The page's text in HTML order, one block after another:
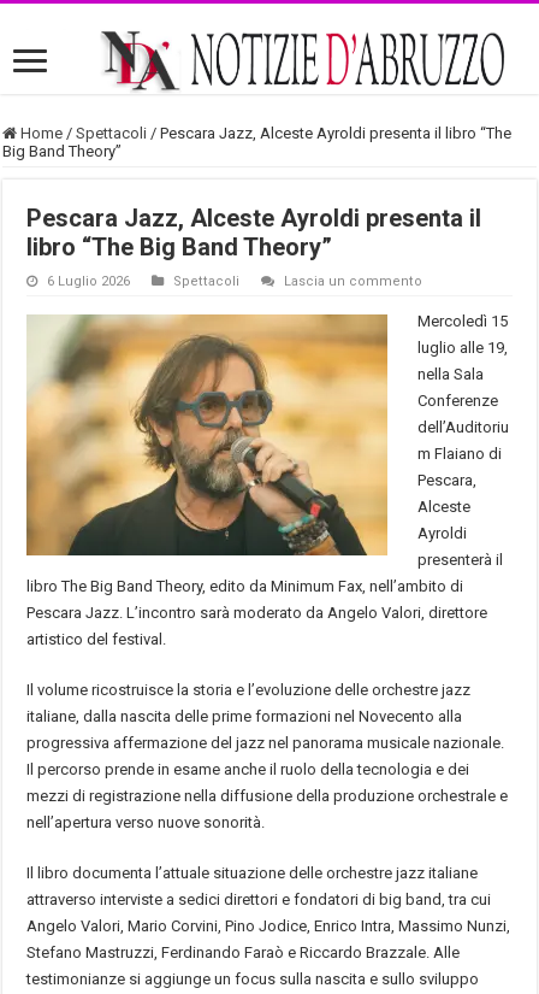
Home / Spettacoli / Pescara Jazz, Alceste Ayroldi presenta il libro “The
Big Band Theory”
Pescara Jazz, Alceste Ayroldi presenta il
libro “The Big Band Theory”
6 Luglio 2026 Spettacoli Lascia un commento
Mercoledì 15
luglio alle 19,
nella Sala
Conferenze
dell’Auditoriu
m Flaiano di
Pescara,
Alceste
Ayroldi
presenterà il
libro The Big Band Theory, edito da Minimum Fax, nell’ambito di
Pescara Jazz. L’incontro sarà moderato da Angelo Valori, direttore
artistico del festival.
Il volume ricostruisce la storia e l’evoluzione delle orchestre jazz
italiane, dalla nascita delle prime formazioni nel Novecento alla
progressiva affermazione del jazz nel panorama musicale nazionale.
Il percorso prende in esame anche il ruolo della tecnologia e dei
mezzi di registrazione nella diffusione della produzione orchestrale e
nell’apertura verso nuove sonorità.
Il libro documenta l’attuale situazione delle orchestre jazz italiane
attraverso interviste a sedici direttori e fondatori di big band, tra cui
Angelo Valori, Mario Corvini, Pino Jodice, Enrico Intra, Massimo Nunzi,
Stefano Mastruzzi, Ferdinando Faraò e Riccardo Brazzale. Alle
testimonianze si aggiunge un focus sulla nascita e sullo sviluppo